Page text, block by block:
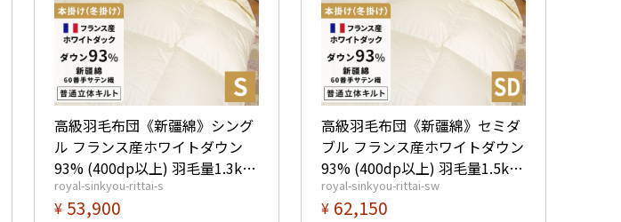
高級羽毛布団《新疆綿》シング
ル フランス産ホワイトダウン
93% (400dp以上) 羽毛量1.3kg
【5つ星ロイヤルゴールド取
得】【グッドふとんマーク取
royal-sinkyou-rittai-s
¥ 53,900
高級羽毛布団《新疆綿》セミダ
ブル フランス産ホワイトダウン
93% (400dp以上) 羽毛量1.5kg
【5つ星ロイヤルゴールド取
得】【グッドふとんマーク取
royal-sinkyou-rittai-sw
¥ 62,150